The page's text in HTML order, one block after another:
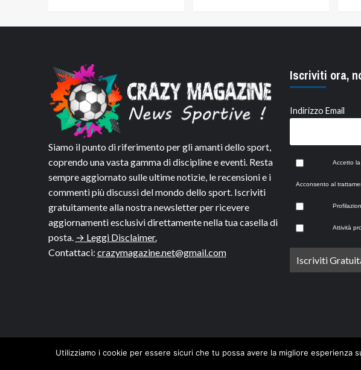
Siamo il punto di riferimento per gli amanti dello sport,
coprendo una vasta gamma di discipline e eventi. Resta
sempre aggiornato sulle ultime notizie, le recensioni e i
commenti più discussi del mondo dello sport. Iscriviti
gratuitamente alla nostra newsletter per ricevere
aggiornamenti esclusivi direttamente nella tua casella di
posta. → Leggi Disclaimer.
Contattaci: crazymagazine.net@gmail.com
Iscriviti ora,
Indirizzo Email
Accetto la
Acconsento al
Attività
Utilizziamo i cookie per essere sicuri che tu possa avere la migliore